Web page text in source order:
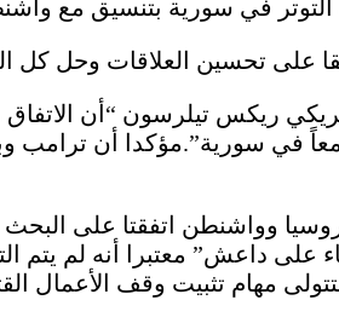
في سورية بتنسيق مع
على تحسين العلاقات وحل كل
ريكس تيلرسون “أن
في سورية”.مؤكدا أن ترامب
وواشنطن اتفقتا على
على داعش” معتبرا أنه لم يتم
مهام تثبيت وقف الأعمال